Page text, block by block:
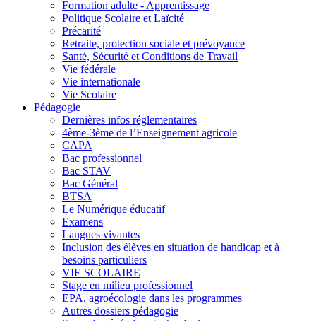
Formation adulte - Apprentissage
Politique Scolaire et Laïcité
Précarité
Retraite, protection sociale et prévoyance
Santé, Sécurité et Conditions de Travail
Vie fédérale
Vie internationale
Vie Scolaire
Pédagogie
Dernières infos réglementaires
4ème-3ème de l’Enseignement agricole
CAPA
Bac professionnel
Bac STAV
Bac Général
BTSA
Le Numérique éducatif
Examens
Langues vivantes
Inclusion des élèves en situation de handicap et à
besoins particuliers
VIE SCOLAIRE
Stage en milieu professionnel
EPA, agroécologie dans les programmes
Autres dossiers pédagogie